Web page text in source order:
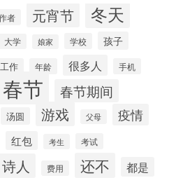
者 元宵节 冬天
大学 娘家 学校 孩子
工作 年龄 很多人 手机
春节 春节期间
汤圆 游戏 父母 疫情
红包 考生 考试
诗人 费用 还不 都是